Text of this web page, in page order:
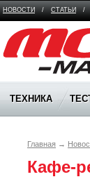
НОВОСТИ / СТАТЬИ /
Moto Magazine
ТЕХНИКА
Главная →
Кафе-